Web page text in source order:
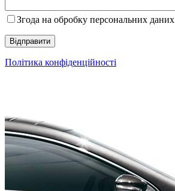
Згода на обробку персональних даних
Політика конфіденційності